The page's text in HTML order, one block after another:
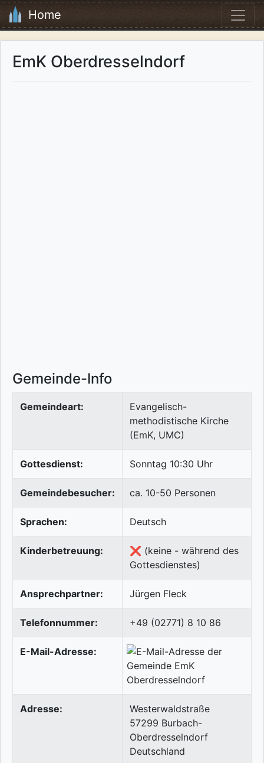
Home
EmK Oberdresselndorf
Gemeinde-Info
Gemeindeart:
Evangelisch-
methodistische Kirche
(EmK, UMC)
Gottesdienst: Sonntag 10:30 Uhr
Gemeindebesucher: ca. 10-50 Personen
Sprachen: Deutsch
Kinderbetreuung:
❌ (keine - während des
Gottesdienstes)
Ansprechpartner: Jürgen Fleck
Telefonnummer: +49 (02771) 8 10 86
E-Mail-Adresse:
Adresse:
Westerwaldstraße
57299 Burbach-
Oberdresselndorf
Deutschland